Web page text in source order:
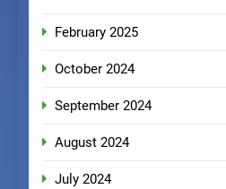
February 2025
October 2024
September 2024
August 2024
July 2024